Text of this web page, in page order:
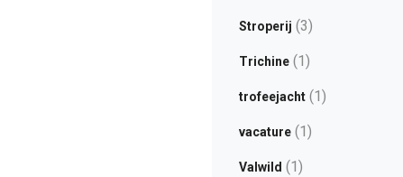
Stroperij (3)
Trichine(1)
trofeejacht(1)
vacature(1)
Valwild (1)